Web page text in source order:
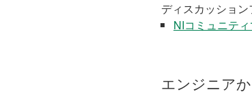
ディスカッショ
NIコミュニテ
エンジニア